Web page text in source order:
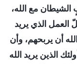
مع الله،
العمل الذي يريد
أن يربحهم، وأن
الذين يريد الله